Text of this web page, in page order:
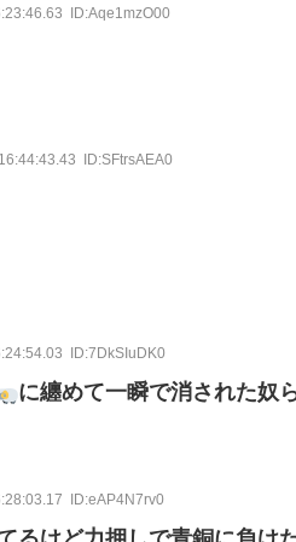
ID:Aqe1mzO00
ID:SFtrsAEA0
ID:7DkSIuDK0
に纏めて一瞬で消された奴
ID:eAP4N7rv0